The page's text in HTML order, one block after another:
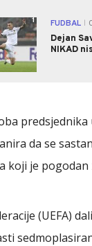
1 FUDBAL
Dejan
NIKAD
da se
koji je pogodan
(UEFA)